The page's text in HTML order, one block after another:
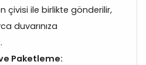
çivisi ile birlikte gönderilir,
duvarınıza
Paketleme: